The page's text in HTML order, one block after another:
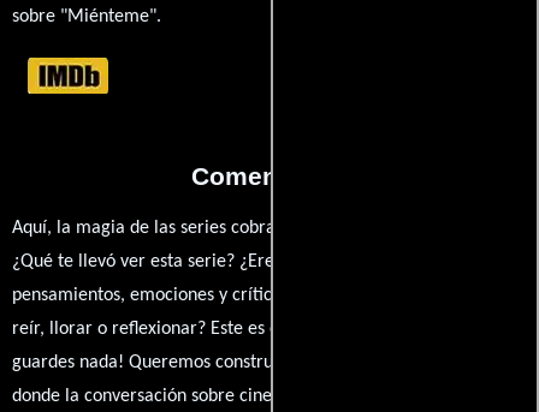
sobre "Miénteme".
Comentarios
Aquí, la magia de las series cobra vida a través de tus opiniones.
¿Qué te llevó ver esta serie? ¿Eres fan de? Comparte tus
pensamientos, emociones y críticas sobre Miénteme. ¿Te hizo
reír, llorar o reflexionar? Este es el lugar para expresarlo. ¡No te
guardes nada! Queremos construir una comunidad apasionada
donde la conversación sobre cine y series nunca se detenga.